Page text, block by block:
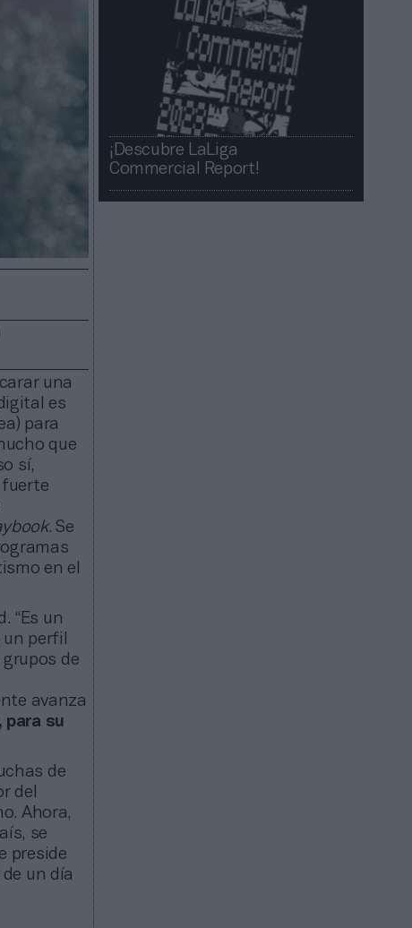
una
es
para
que
sí,
fuerte
. Se
en el
“Es un
perfil
de
avanza
para su
de
del
Ahora,
se
preside
un día
¡Descubre LaLiga
Commercial Report!​​